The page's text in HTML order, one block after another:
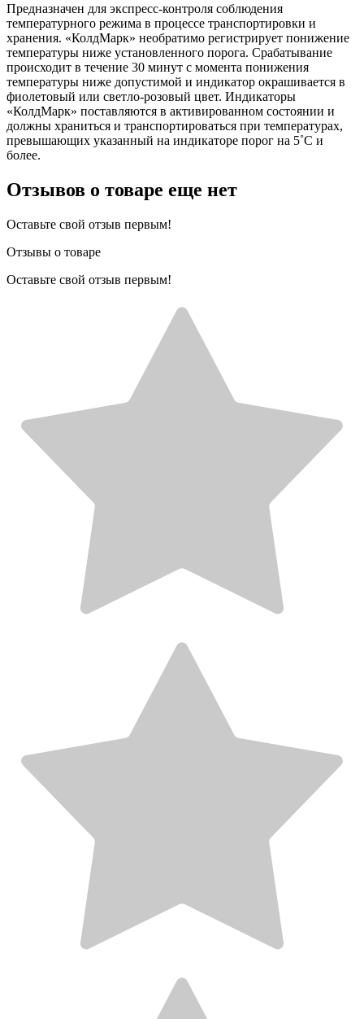
Предназначен для экспресс-контроля соблюдения
температурного режима в процессе транспортировки и
хранения. «КолдМарк» необратимо регистрирует понижение
температуры ниже установленного порога. Срабатывание
происходит в течение 30 минут с момента понижения
температуры ниже допустимой и индикатор окрашивается в
фиолетовый или светло-розовый цвет. Индикаторы
«КолдМарк» поставляются в активированном состоянии и
должны храниться и транспортироваться при температурах,
превышающих указанный на индикаторе порог на 5˚С и
более.
Отзывов о товаре еще нет
Оставьте свой отзыв первым!
Отзывы о товаре
Оставьте свой отзыв первым!